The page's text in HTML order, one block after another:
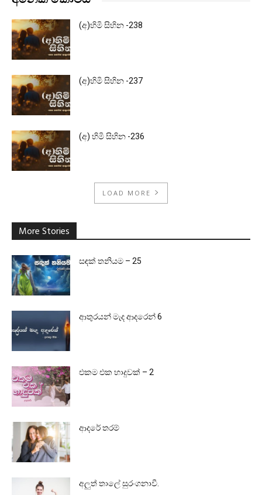
(අ)හිමි සිහින -238
(අ)හිමි සිහින -237
(අ) හිමි සිහින -236
LOAD MORE
More Stories
සඳක් තනියම – 25
ආතුරයන් මැද ආදරෙන් 6
එකම එක හාදුවක් – 2
ආදරේ තරම්
අලුත් තාලේ සුරංගනාවී.